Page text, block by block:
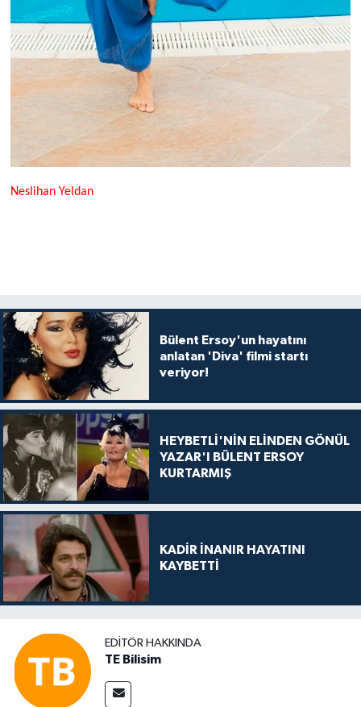
Neslihan Yeldan
Bülent Ersoy'un hayatını
anlatan 'Diva' filmi startı
veriyor!
HEYBETLİ'NİN ELİNDEN GÖNÜL
YAZAR'I BÜLENT ERSOY
KURTARMIŞ
KADİR İNANIR HAYATINI
KAYBETTİ
EDITÖR HAKKINDA
TE Bilisim